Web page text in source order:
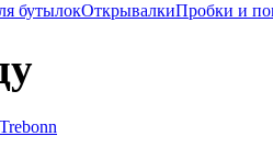
бутылокОткрывалкиПробки и
Trebonn